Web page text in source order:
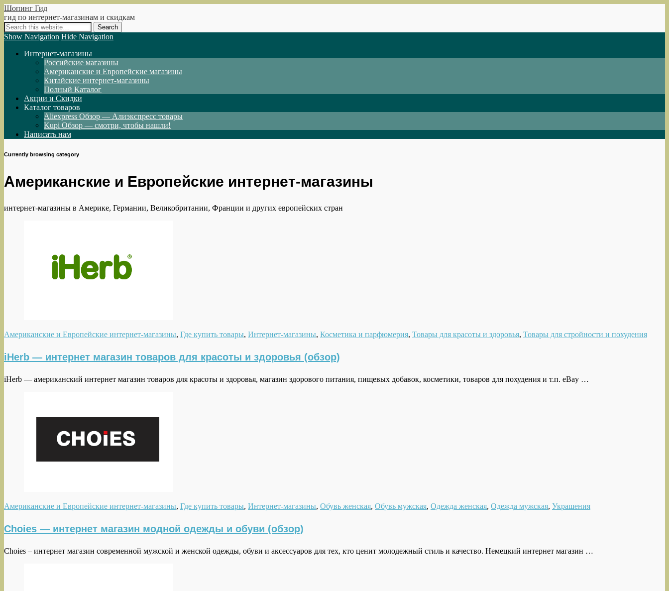
Шопинг Гид
гид по интернет-магазинам и скидкам
Show Navigation Hide Navigation
Интернет-магазины
Российские магазины
Американские и Европейские магазины
Китайские интернет-магазины
Полный Каталог
Акции и Скидки
Каталог товаров
Aliexpress Обзор — Алиэкспресс товары
Kupi Обзор — смотри, чтобы нашли!
Написать нам
Currently browsing category
Американские и Европейские интернет-магазины
интернет-магазины в Америке, Германии, Великобритании, Франции и других европейских стран
Американские и Европейские интернет-магазины, Где купить товары, Интернет-магазины, Косметика и парфюмерия, Товары для красоты и здоровья, Товары для стройности и похудения
iHerb — интернет магазин товаров для красоты и здоровья (обзор)
iHerb — американский интернет магазин товаров для красоты и здоровья, магазин здорового питания, пищевых добавок, косметики, товаров для похудения и т.п. eBay …
Американские и Европейские интернет-магазины, Где купить товары, Интернет-магазины, Обувь женская, Обувь мужская, Одежда женская, Одежда мужская, Украшения
Choies — интернет магазин модной одежды и обуви (обзор)
Choies – интернет магазин современной мужской и женской одежды, обуви и аксессуаров для тех, кто ценит молодежный стиль и качество. Немецкий интернет магазин …